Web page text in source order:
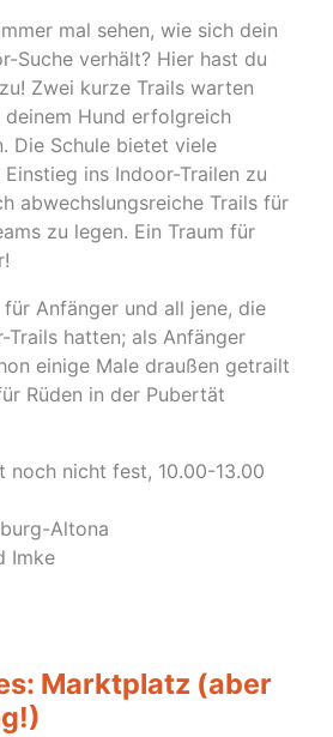
mal sehen, wie sich dein
Suche verhält? Hier hast du
Zwei kurze Trails warten
Hund erfolgreich
Die Schule bietet viele
ins Indoor-Trailen zu
abwechslungsreiche Trails für
zu legen. Ein Traum für
für Anfänger und all jene, die
Trails hatten; als Anfänger
einige Male draußen getrailt
Rüden in der Pubertät
noch nicht fest, 10.00-13.00
Altona
Imke
Marktplatz (aber